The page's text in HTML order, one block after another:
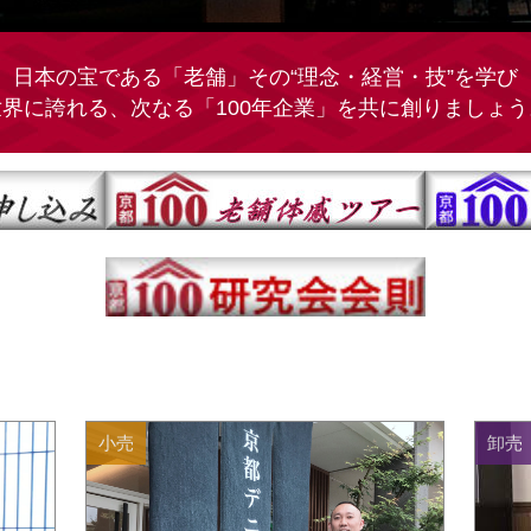
日本の宝である「老舗」その“理念・経営・技”を学び
に誇れる、次なる「100年企業」を共に創りましょ
小売 卸売